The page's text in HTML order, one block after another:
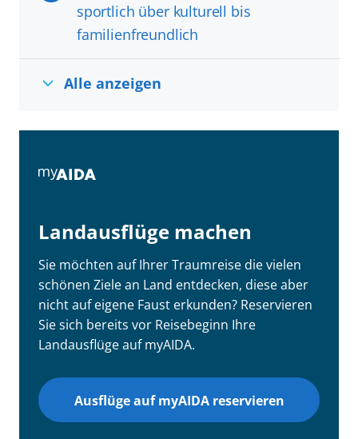
sportlich über kulturell bis
familienfreundlich
Alle anzeigen
Landausflüge machen
Sie möchten auf Ihrer Traumreise die vielen
schönen Ziele an Land entdecken, diese aber
nicht auf eigene Faust erkunden? Reservieren
Sie sich bereits vor Reisebeginn Ihre
Landausflüge auf myAIDA.
Ausflüge auf myAIDA reservieren